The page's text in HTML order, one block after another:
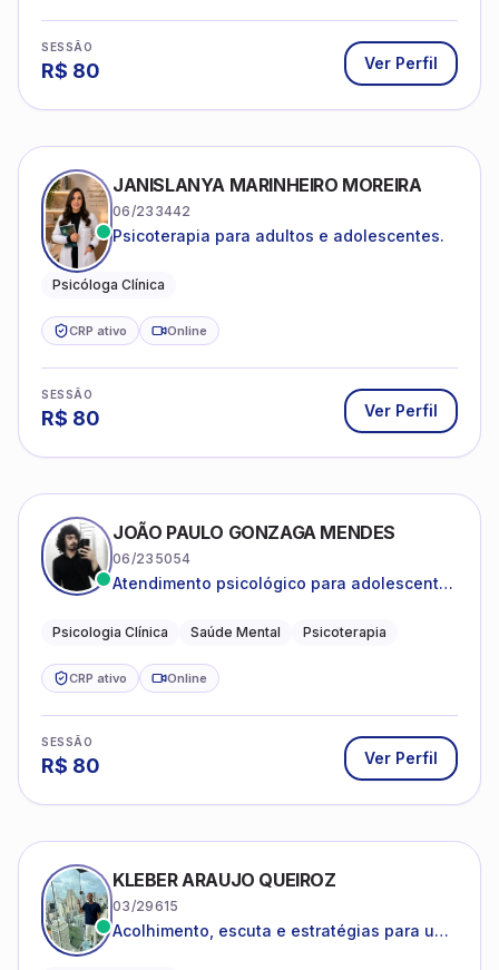
SESSÃO
R$ 80 Ver Perfil
JANISLANYA MARINHEIRO MOREIRA
06/233442
Psicoterapia para adultos e adolescentes.
Psicóloga Clínica
CRP ativo Online
SESSÃO
R$ 80 Ver Perfil
JOÃO PAULO GONZAGA MENDES
06/235054
Atendimento psicológico para adolescentes
depressão e autoestima.
Psicologia Clínica Saúde Mental Psicoterapia
CRP ativo Online
SESSÃO
R$ 80 Ver Perfil
KLEBER ARAUJO QUEIROZ
03/29615
Acolhimento, escuta e estratégias para uma